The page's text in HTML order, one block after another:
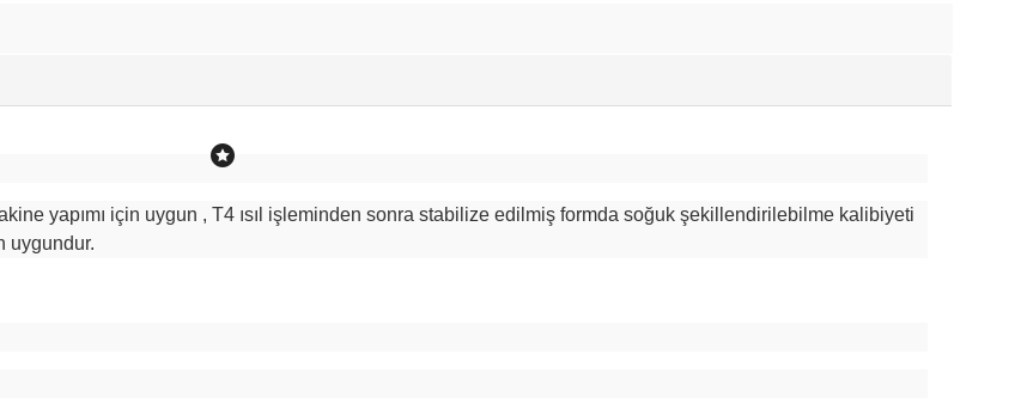
yapımı için uygun , T4 ısıl işleminden sonra stabilize edilmiş formda soğuk şekillendirilebilme kalibiyeti
uygundur.